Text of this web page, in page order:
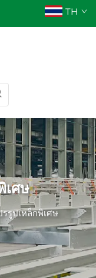
TH
เศษ
รูปเหล็กพิเศษ